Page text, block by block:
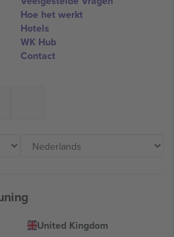
Hoe het werkt
Hotels
WK Hub
Contact
United Kingdom